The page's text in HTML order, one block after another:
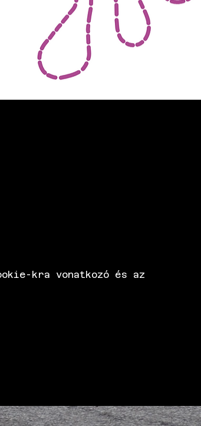
kra vonatkozó és az